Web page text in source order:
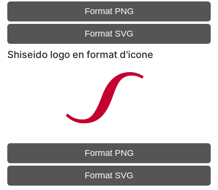
Format PNG
Format SVG
Shiseido logo en format d'icone
Format PNG
Format SVG